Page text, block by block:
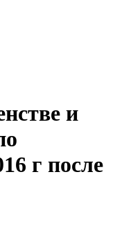
и
г после